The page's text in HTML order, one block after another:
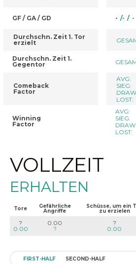
GF / GA / GD
Durchschn. Zeit 1. Tor
erzielt
Durchschn. Zeit 1.
Gegentor
Comeback
Factor
Winning
Factor
- /- / -
AVG:
SIEG:
LOST:
AVG:
SIEG:
DRAW:
LOST:
VOLLZEIT
ERHALTEN
Tore Gefährliche
Angriffe
Schüsse, um ein
zu erzielen
?
0.00
0.00
?
?
0.00
FIRST-HALF SECOND-HALF